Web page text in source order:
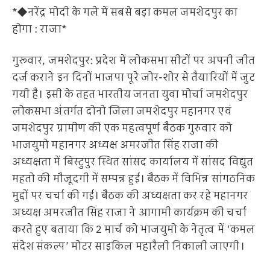
*◆नरेंद्र मोदी के गले में सबसे बड़ा कमल जमशेदपुर का
होगा : राजा*
गुरूवार, जमशेदपुर: प्रदेश में लोकसभा सीटों पर अपनी जीत
दर्ज कराने इन दिनों भाजपा पूरे जोर-शोर से तैयारियों में जुट
गयी है। इसी के तहत भारतीय जनता युवा मोर्चा जमशेदपुर
लोकसभा अंतर्गत दोनो जिला जमशेदपुर महानगर एवं
जमशेदपुर ग्रामीण की एक महत्वपूर्ण बैठक गुरुवार को
भाजयुमो महानगर अध्यक्ष अमरजीत सिंह राजा की
अध्यक्षता में बिस्टुपुर स्थित सांसद कार्यालय में सांसद विद्युत
महतो की मौजूदगी में सम्पन्न हुई। बैठक में विभिन्न सांगठनिक
मुद्दों पर चर्चा की गई। बैठक की अध्यक्षता कर रहे महानगर
अध्यक्ष अमरजीत सिंह राजा ने आगामी कार्यक्रम की चर्चा
करते हुए बताया कि 2 मार्च को भाजयुमो के नेतृत्व में ‘कमल
संदेश संकल्प’ मोटर साइकिल महारैली निकाली जाएगी।